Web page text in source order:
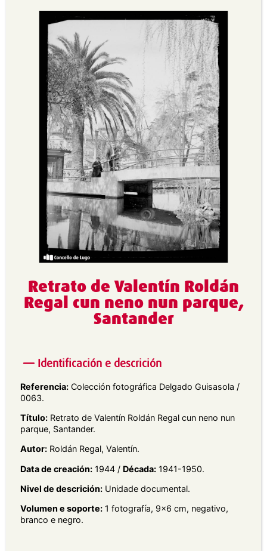
Retrato de Valentín Roldán
Regal cun neno nun parque,
Santander
Identificación e descrición
Referencia: Colección fotográfica Delgado Guisasola /
0063.
Título: Retrato de Valentín Roldán Regal cun neno nun
parque, Santander.
Autor: Roldán Regal, Valentín.
Data de creación: 1944 / Década: 1941-1950.
Nivel de descrición: Unidade documental.
Volumen e soporte: 1 fotografía, 9×6 cm, negativo,
branco e negro.